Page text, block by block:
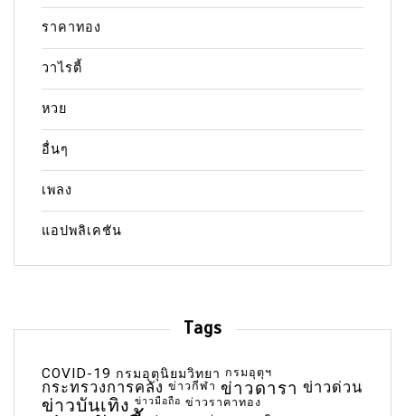
ราคาทอง
วาไรตี้
หวย
อื่นๆ
เพลง
แอปพลิเคชัน
Tags
COVID-19 กรมอุตุนิยมวิทยา กรมอุตุฯ
กระทรวงการคลัง ข่าวกีฬา ข่าวดารา ข่าวด่วน
ข่าวบันเทิง ข่าวมือถือ ข่าวราคาทอง